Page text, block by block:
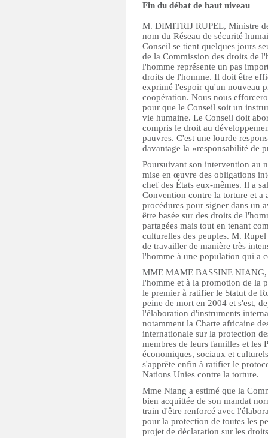
Fin du débat de haut niveau
M. DIMITRIJ RUPEL, Ministre
nom du Réseau de sécurité
Conseil se tient quelques jours
de la Commission des droits de
l'homme représente un pas
droits de l'homme. Il doit être
exprimé l'espoir qu'un nouveau
coopération. Nous nous
pour que le Conseil soit un
vie humaine. Le Conseil doit
compris le droit au
pauvres. C'est une lourde
davantage la «responsabilité de
Poursuivant son intervention au
mise en œuvre des obligations
chef des États eux-mêmes. Il a
Convention contre la torture et a
procédures pour signer dans un
être basée sur des droits de
partagées mais tout en tenant
culturelles des peuples. M.
de travailler de manière très
l'homme à une population qui a
MME MAME BASSINE NIANG,
l'homme et à la promotion de la
le premier à ratifier le Statut de
peine de mort en 2004 et s'est,
l'élaboration d'instruments
notamment la Charte africaine
internationale sur la protection
membres de leurs familles et les
économiques, sociaux et
s'apprête enfin à ratifier le
Nations Unies contre la torture.
Mme Niang a estimé que la
bien acquittée de son mandat
train d'être renforcé avec
pour la protection de toutes les
projet de déclaration sur les